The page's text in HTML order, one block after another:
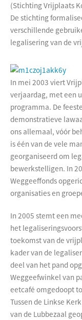
(Stichting Vrijplaats
De stichting
verschillende
legalisering van de
In mei 2003 viert
verjaardag, met een
programma. De
demonstratieve
ons allemaal, vóór
is één van de vele
georganiseerd om
bewerkstelligen. In
Weggeeffonds
organisaties en
In 2005 stemt een
het
toekomst van de
kader van de
deel van het pand
Weggeefwinkel van
eetcafé omgedoopt
Tussen de Linkse
van de Lubbezaal